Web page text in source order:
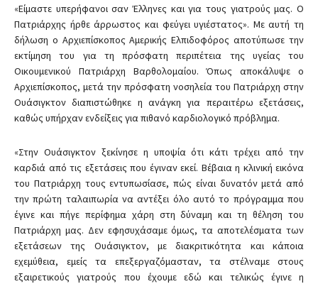
«Είμαστε υπερήφανοι σαν Έλληνες και για τους γιατρούς μας. Ο
Πατριάρχης ήρθε άρρωστος και φεύγει υγιέστατος». Με αυτή τη
δήλωση ο Αρχιεπίσκοπος Αμερικής Ελπιδοφόρος αποτύπωσε την
εκτίμηση του για τη πρόσφατη περιπέτεια της υγείας του
Οικουμενικού Πατριάρχη Βαρθολομαίου. Όπως αποκάλυψε ο
Αρχιεπίσκοπος, μετά την πρόσφατη νοσηλεία του Πατριάρχη στην
Ουάσιγκτον διαπιστώθηκε η ανάγκη για περαιτέρω εξετάσεις,
καθώς υπήρχαν ενδείξεις για πιθανό καρδιολογικό πρόβλημα.
«Στην Ουάσιγκτον ξεκίνησε η υποψία ότι κάτι τρέχει από την
καρδιά από τις εξετάσεις που έγιναν εκεί. Βέβαια η κλινική εικόνα
του Πατριάρχη τους εντυπωσίασε, πώς είναι δυνατόν μετά από
την πρώτη ταλαιπωρία να αντέξει όλο αυτό το πρόγραμμα που
έγινε και πήγε περίφημα χάρη στη δύναμη και τη θέληση του
Πατριάρχη μας. Δεν εφησυχάσαμε όμως, τα αποτελέσματα των
εξετάσεων της Ουάσιγκτον, με διακριτικότητα και κάποια
εχεμύθεια, εμείς τα επεξεργαζόμασταν, τα στέλναμε στους
εξαιρετικούς γιατρούς που έχουμε εδώ και τελικώς έγινε η